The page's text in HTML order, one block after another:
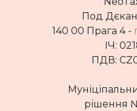
Под
140 00 Прага 4 -
ІЧ:
ПДВ:
рішення